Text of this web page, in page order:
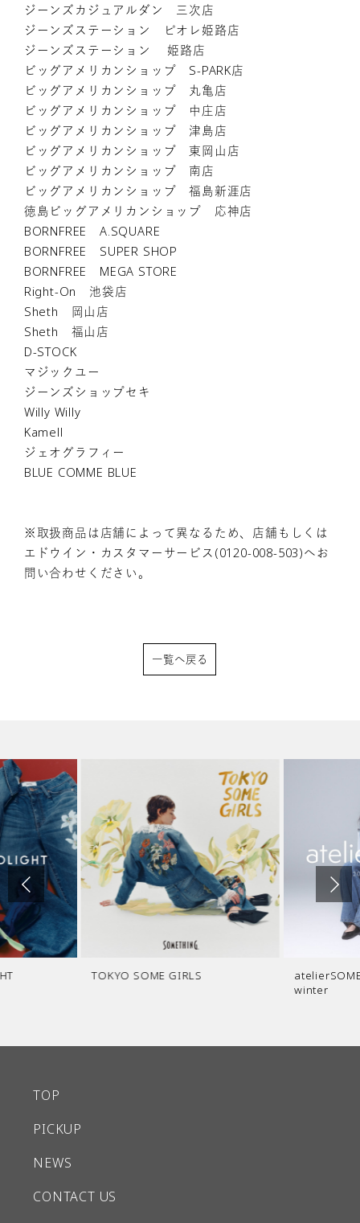
ジーンズカジュアルダン 三次店
ジーンズステーション ピオレ姫路店
ジーンズステーション 姫路店
ビッグアメリカンショップ S-PARK店
ビッグアメリカンショップ 丸亀店
ビッグアメリカンショップ 中庄店
ビッグアメリカンショップ 津島店
ビッグアメリカンショップ 東岡山店
ビッグアメリカンショップ 南店
ビッグアメリカンショップ 福島新涯店
徳島ビッグアメリカンショップ 応神店
BORNFREE A.SQUARE
BORNFREE SUPER SHOP
BORNFREE MEGA STORE
Right-On 池袋店
Sheth 岡山店
Sheth 福山店
D-STOCK
マジックユー
ジーンズショップセキ
Willy Willy
Kamell
ジェオグラフィー
BLUE COMME BLUE
※取扱商品は店舗によって異なるため、店舗もしくは
エドウイン・カスタマーサービス(0120-008-503)へお
問い合わせください。
一覧へ戻る
GIRLS
atelierSOMETHING 2026fall＆
TOP
PICKUP
NEWS
CONTACT US